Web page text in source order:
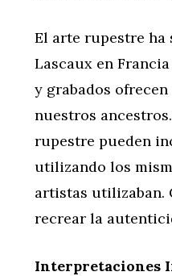
El arte rupestre ha
Lascaux en
y grabados
nuestros
rupestre pueden
utilizando los
artistas utilizaban.
recrear la
Interpretaciones